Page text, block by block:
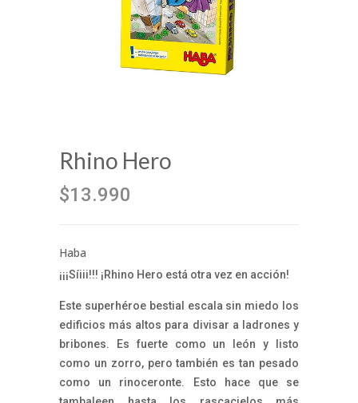
Rhino Hero
$13.990
Haba
¡¡¡Síiii!!! ¡Rhino Hero está otra vez en acción!
Este superhéroe bestial escala sin miedo los
edificios más altos para divisar a ladrones y
bribones. Es fuerte como un león y listo
como un zorro, pero también es tan pesado
como un rinoceronte. Esto hace que se